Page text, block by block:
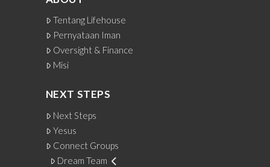
Tentang Lifehouse
Pernyataan Iman
Oversight & Finance
Misi
NEXT STEPS
Next Steps
Yesus
Connect Groups
Dream Team